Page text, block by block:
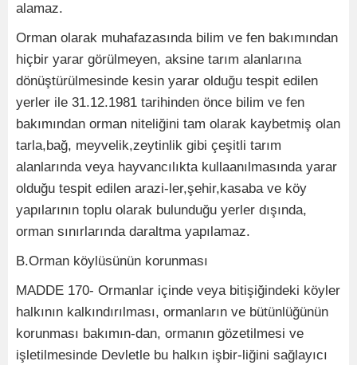
alamaz.
Orman olarak muhafazasında bilim ve fen bakımından
hiçbir yarar görülmeyen, aksine tarım alanlarına
dönüştürülmesinde kesin yarar olduğu tespit edilen
yerler ile 31.12.1981 tarihinden önce bilim ve fen
bakımından orman niteliğini tam olarak kaybetmiş olan
tarla,bağ, meyvelik,zeytinlik gibi çeşitli tarım
alanlarında veya hayvancılıkta kullaanılmasında yarar
olduğu tespit edilen arazi-ler,şehir,kasaba ve köy
yapılarının toplu olarak bulunduğu yerler dışında,
orman sınırlarında daraltma yapılamaz.
B.Orman köylüsünün korunması
MADDE 170- Ormanlar içinde veya bitişiğindeki köyler
halkının kalkındırılması, ormanların ve bütünlüğünün
korunması bakımın-dan, ormanın gözetilmesi ve
işletilmesinde Devletle bu halkın işbir-liğini sağlayıcı